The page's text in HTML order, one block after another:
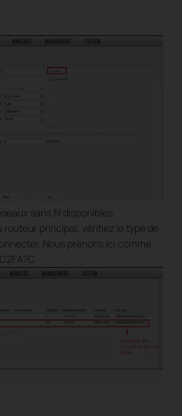
sans fil disponibles.
routeur principal, vérifiez le type de
Nous prenons ici comme